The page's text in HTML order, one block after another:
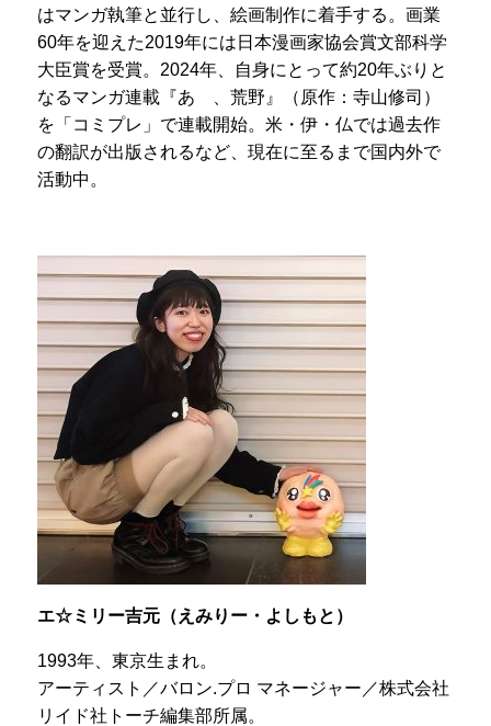
はマンガ執筆と並行し、絵画制作に着手する。画業
60年を迎えた2019年には日本漫画家協会賞文部科学
大臣賞を受賞。2024年、自身にとって約20年ぶりと
なるマンガ連載『あゝ、荒野』（原作：寺山修司）
を「コミプレ」で連載開始。米・伊・仏では過去作
の翻訳が出版されるなど、現在に至るまで国内外で
活動中。
エ☆ミリー吉元（えみりー・よしもと）
1993年、東京生まれ。
アーティスト／バロン.プロ マネージャー／株式会社
リイド社トーチ編集部所属。